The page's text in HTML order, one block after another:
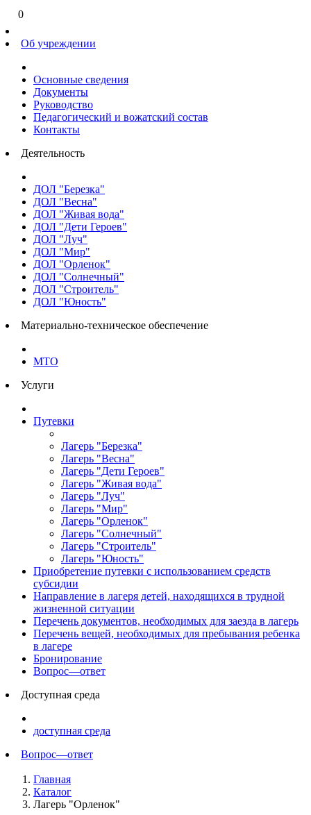
0
Об учреждении
Основные сведения
Документы
Руководство
Педагогический и вожатский состав
Контакты
Деятельность
ДОЛ "Березка"
ДОЛ "Весна"
ДОЛ "Живая вода"
ДОЛ "Дети Героев"
ДОЛ "Луч"
ДОЛ "Мир"
ДОЛ "Орленок"
ДОЛ "Солнечный"
ДОЛ "Строитель"
ДОЛ "Юность"
Материально-техническое обеспечение
МТО
Услуги
Путевки
Лагерь "Березка"
Лагерь "Весна"
Лагерь "Дети Героев"
Лагерь "Живая вода"
Лагерь "Луч"
Лагерь "Мир"
Лагерь "Орленок"
Лагерь "Солнечный"
Лагерь "Строитель"
Лагерь "Юность"
Приобретение путевки с использованием средств
субсидии
Направление в лагеря детей, находящихся в трудной
жизненной ситуации
Перечень документов, необходимых для заезда в лагерь
Перечень вещей, необходимых для пребывания ребенка
в лагере
Бронирование
Вопрос—ответ
Доступная среда
доступная среда
Вопрос—ответ
Главная
Каталог
Лагерь "Орленок"